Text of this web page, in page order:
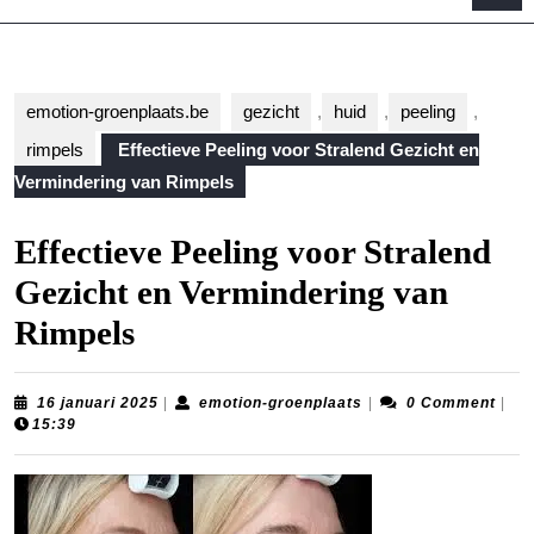
emotion-groenplaats.be gezicht , huid , peeling
,
rimpels
Effectieve Peeling voor Stralend Gezicht en
Vermindering van Rimpels
Effectieve Peeling voor Stralend
Gezicht en Vermindering van
Rimpels
16 januari 2025 16
emotion-groenplaats emotion-0 Comment
15:39